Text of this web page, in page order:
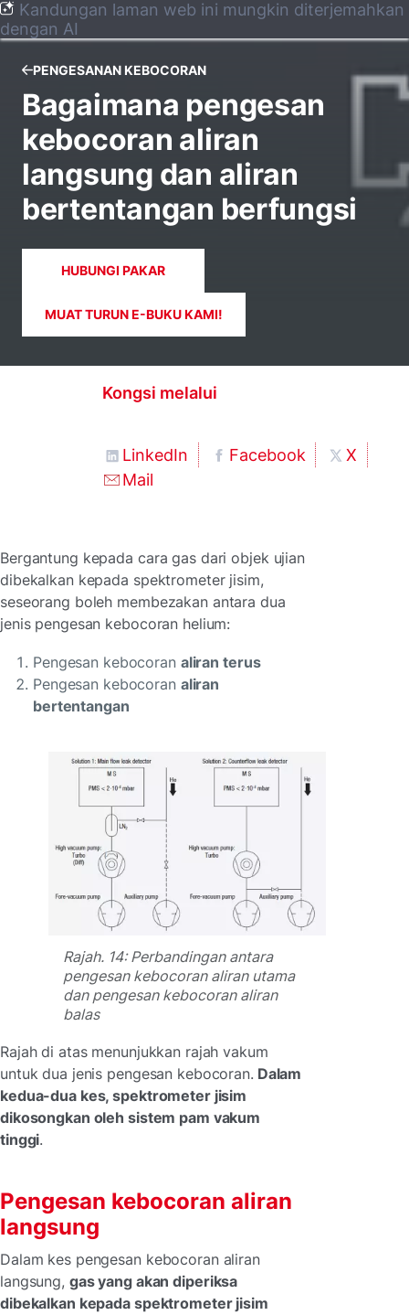
Kandungan laman web ini mungkin diterjemahkan
dengan AI
PENGESANAN KEBOCORAN
Bagaimana pengesan
kebocoran aliran
langsung dan aliran
bertentangan berfungsi
HUBUNGI PAKAR
MUAT TURUN E-BUKU KAMI!
Kongsi melalui
LinkedIn Facebook
X
Mail
Bergantung kepada cara gas dari objek ujian
dibekalkan kepada spektrometer jisim,
seseorang boleh membezakan antara dua
jenis pengesan kebocoran helium:
Pengesan kebocoran aliran terus
Pengesan kebocoran aliran
bertentangan
Rajah. 14: Perbandingan antara
pengesan kebocoran aliran utama
dan pengesan kebocoran aliran
balas
Rajah di atas menunjukkan rajah vakum
untuk dua jenis pengesan kebocoran. Dalam
kedua-dua kes, spektrometer jisim
dikosongkan oleh sistem pam vakum
tinggi.
Pengesan kebocoran aliran
langsung
Dalam kes pengesan kebocoran aliran
langsung, gas yang akan diperiksa
dibekalkan kepada spektrometer jisim